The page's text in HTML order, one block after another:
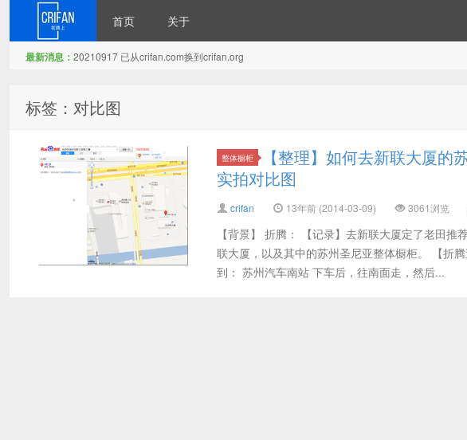
首页 关于
最新消息： 20210917 已从crifan.com换到crifan.org
标签：对比图
整体橱柜
【整理】如何去新联大厦
实拍对比图
crifan 13年前 (2014-03-09) 3061浏览
【背景】 折腾： 【记录】去新联大厦定了老田
联大厦，以及其中的苏州圣尼亚整体橱柜。 【折
到： 苏州汽车南站 下车后，往南面走，然后...